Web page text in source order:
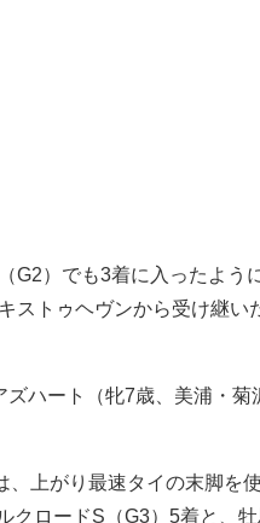
G2）でも3着に入ったよう
ストゥヘヴンから受け継い
ハート（牝7歳、美浦・菊
上がり最速タイの末脚を
クロードS（G3）5着と、